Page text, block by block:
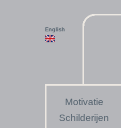
English
Motivatie
Schilderijen